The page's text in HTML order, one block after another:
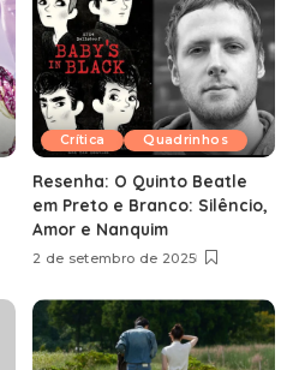
Crítica Quadrinhos
Resenha: O Quinto Beatle
em Preto e Branco: Silêncio,
Amor e Nanquim
2 de setembro de 2025